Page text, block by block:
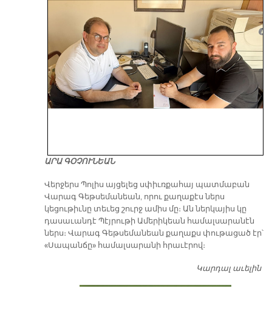
ԱՐԱ ԳՕՉՈՒՆԵԱՆ
Վերջերս Պոլիս այցելեց սփիւռքահայ պատմաբան
Վարագ Գեթսեմանեան, որու քաղաքէս ներս
կեցութիւնը տեւեց շուրջ ամիս մը։ Ան ներկայիս կը
դասաւանդէ Պէյրութի Ամերիկեան համալսարանէն
ներս։ Վարագ Գեթսեմանեան քաղաքս փութացած էր՝
«Սապանճը» համալսարանի հրաւէրով։
Կարդալ աւելին